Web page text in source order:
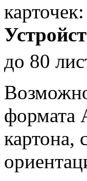
до 80
формата
картона,